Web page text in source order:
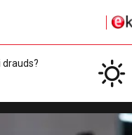
drauds?